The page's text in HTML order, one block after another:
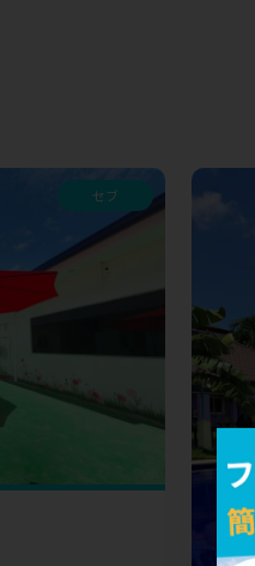
セブ